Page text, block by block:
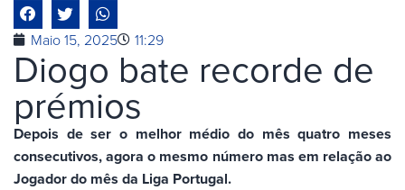
Maio 15, 2025 11:29
Diogo bate recorde de
prémios
Depois de ser o melhor médio do mês quatro meses
consecutivos, agora o mesmo número mas em relação ao
Jogador do mês da Liga Portugal.